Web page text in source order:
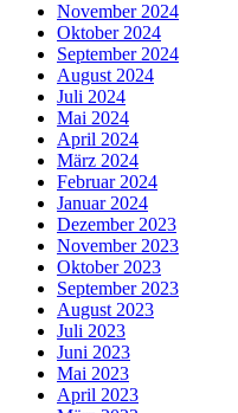
November 2024
Oktober 2024
September 2024
August 2024
Juli 2024
Mai 2024
April 2024
März 2024
Februar 2024
Januar 2024
Dezember 2023
November 2023
Oktober 2023
September 2023
August 2023
Juli 2023
Juni 2023
Mai 2023
April 2023